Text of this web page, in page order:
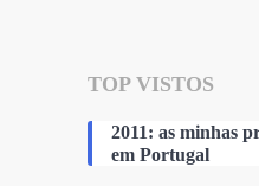
TOP VISTOS
2011: as minhas
em Portugal